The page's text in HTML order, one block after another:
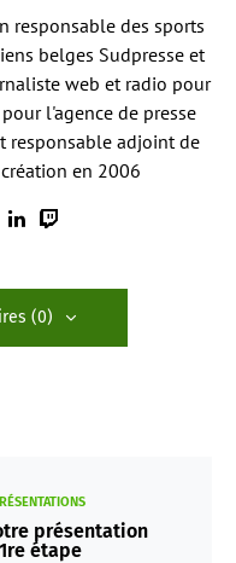
responsable des sports
belges Sudpresse et
web et radio pour
l'agence de presse
responsable adjoint de
en 2006
(0)
présentation
étape